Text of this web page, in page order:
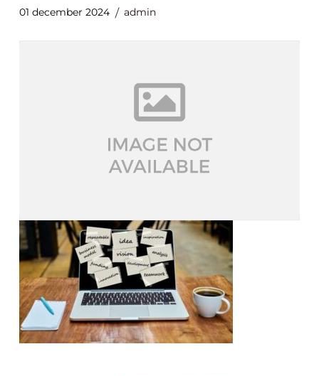
01 december 2024 admin